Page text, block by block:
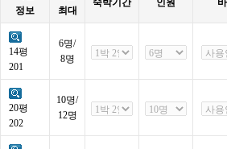
정보
최대
14평
201
6명/
8명
20평
202
10명/
12명